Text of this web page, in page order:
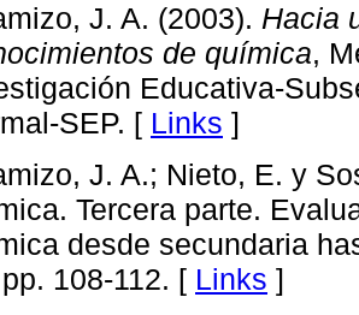
J. A. (2003). Hacia
de química,
Educativa-
SEP. [ Links ]
J. A.; Nieto, E. y
Tercera parte.
desde secundaria
108-112. [ Links ]